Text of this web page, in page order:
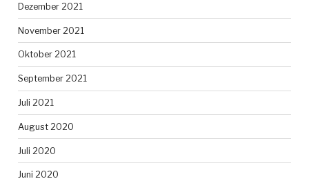
Dezember 2021
November 2021
Oktober 2021
September 2021
Juli 2021
August 2020
Juli 2020
Juni 2020